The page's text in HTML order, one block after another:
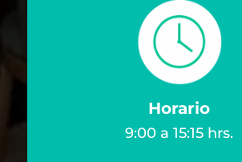
Horario
9:00 a 15:15 hrs.